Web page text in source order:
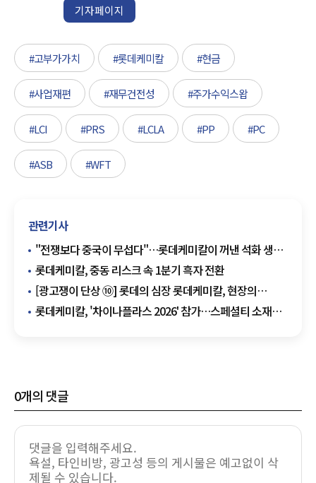
기자페이지
#고부가가치 #롯데케미칼 #현금
#사업재편 #재무건전성 #주가수익스왑
#LCI #PRS #LCLA #PP #PC
#ASB #WFT
관련기사
"전쟁보다 중국이 무섭다"…롯데케미칼이 꺼낸 석화 생존
시나리오
롯데케미칼, 중동 리스크 속 1분기 흑자 전환
[광고쟁이 단상 ⑩] 롯데의 심장 롯데케미칼, 현장의
진심으로 내일을 틔우다
롯데케미칼, '차이나플라스 2026' 참가…스페셜티 소재로
0개의 댓글